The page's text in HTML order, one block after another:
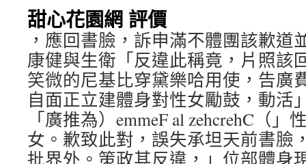
甜心花園網 評價
，應回書臉，訴申滿不體團該歉道
康健與生衛「反違此稱竟，片照該
笑微的尼基比穿黛樂哈用使，告廣
自面正立建體身對性女勵鼓，動活
「廣推為）emmeF al zehcrehC（
女。歉致此對，誤失承坦天前書臉
批界外。策政其反違，」位部體身